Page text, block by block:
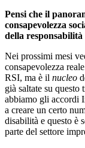
Pensi che il
consapevolezza
della
Nei prossimi mesi
consapevolezza
RSI, ma è il nucleo
già saltate su
abbiamo gli accordi
a creare un certo
disabilità e questo è
parte del settore